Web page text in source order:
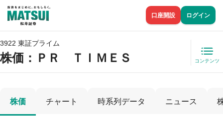
口座開設 ログイン
3922 東証プライム
株価 ：ＰＲ ＴＩＭＥＳ コンテンツ
株価 チャート 時系列データ ニュース